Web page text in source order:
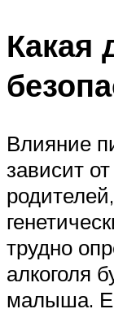
Какая
Влияние
зависит
трудно
алкоголя
малыша.